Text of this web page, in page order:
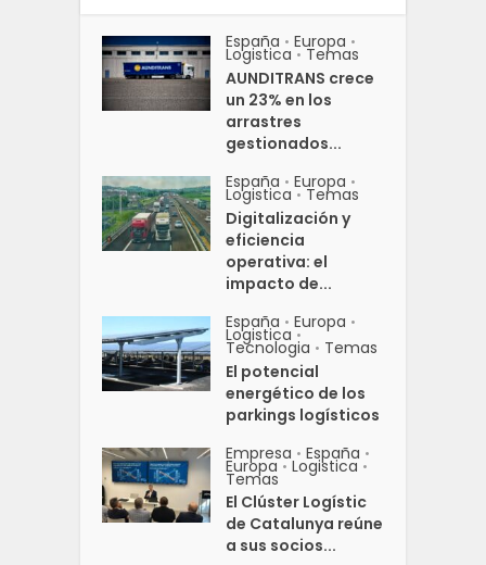
España • Europa •
Logistica • Temas
AUNDITRANS crece
un 23% en los
arrastres
gestionados...
España • Europa •
Logistica • Temas
Digitalización y
eficiencia
operativa: el
impacto de...
España • Europa •
Logistica •
Tecnologia • Temas
El potencial
energético de los
parkings logísticos
Empresa • España •
Europa • Logistica •
Temas
El Clúster Logístic
de Catalunya reúne
a sus socios...